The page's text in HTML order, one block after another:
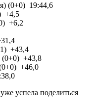
(0+0) 19:44,6
+4,5
+6,2
+43,4
(0+0) +43,8
+46,0
успела поделиться